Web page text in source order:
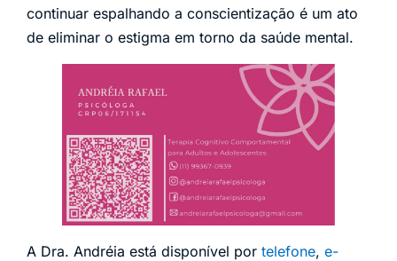
continuar espalhando a conscientização é um ato
de eliminar o estigma em torno da saúde mental.
A Dra. Andréia está disponível por telefone, e-